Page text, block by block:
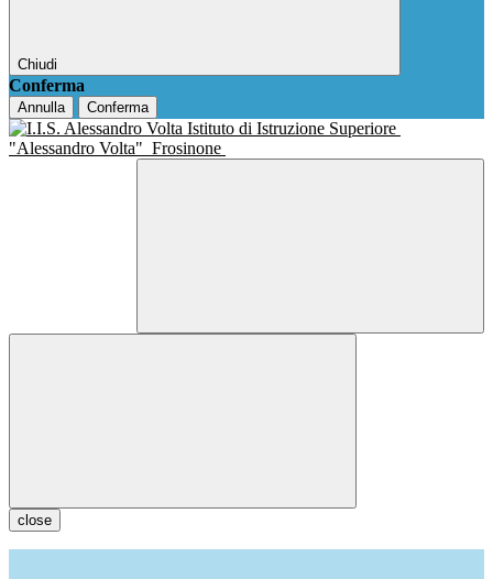
Chiudi
Conferma
Annulla Conferma
Istituto di Istruzione Superiore
"Alessandro Volta" Frosinone
close